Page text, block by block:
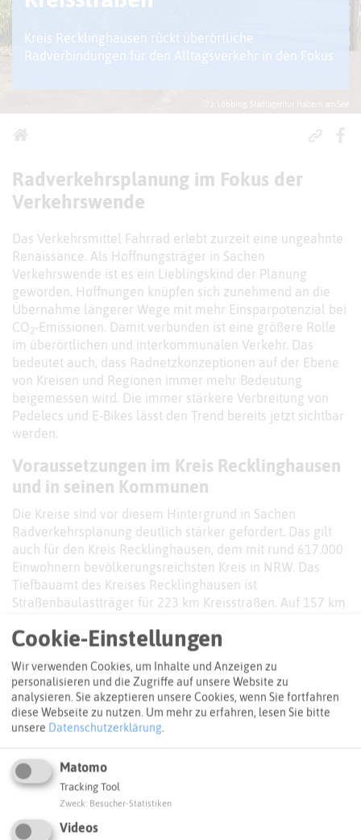
© J. Löbbing, Stadtagentur Haltern am See
Kreis Recklinghausen rückt überörtliche
Radverbindungen für den Alltagsverkehr in den Fokus
Radverkehrsplanung im Fokus der
Verkehrswende
Das Verkehrsmittel Fahrrad erlebt zurzeit eine ungeahnte
Renaissance. Als Hoffnungsträger in Sachen
Verkehrswende ist es ein Lieblingskind der Planung
geworden. Hoffnungen knüpfen sich zunehmend an die
Übernahme längerer Wege mit mehr Einsparpotenzial bei
CO2-Emissionen. Damit verbunden ist eine größere Rolle
im überörtlichen und interkommunalen Verkehr. Das
bedeutet auch, dass Radnetzkonzeptionen auf der Ebene
von Kreisen und Regionen immer mehr Bedeutung
beigemessen wird. Die immer stärkere Verbreitung von
Pedelecs und E-Bikes lässt den Trend bereits jetzt sichtbar
werden.
Voraussetzungen im Kreis Recklinghausen
und in seinen Kommunen
Die Kreise sind vor diesem Hintergrund in Sachen
Radverkehrsplanung deutlich stärker gefordert. Das gilt
auch für den Kreis Recklinghausen, dem mit rund 617.000
Einwohnern bevölkerungsreichsten Kreis in NRW. Das
Tiefbauamt des Kreises Recklinghausen ist
Straßenbaulastträger für 223 km Kreisstraßen. Auf 157 km
Fahrbahn geführt. Durch die überörtliche Funktion von
Kreisstraßen eignen sich diese insbesondere als wichtige
Radverbindungen zwischen den Zentren.
Die zehn kreisangehörigen Städte, von denen keine
weniger als 25.000 Einwohnerinnen und Einwohner hat,
Kommunalverwaltungen verfügen, die überwiegend
eigenständige Radverkehrskonzepte erstellt haben oder
gerade erstellen lassen.
Weitere Baulastträger
Cookie-Einstellungen
Wir verwenden Cookies, um Inhalte und Anzeigen zu
personalisieren und die Zugriffe auf unsere Website zu
analysieren. Sie akzeptieren unsere Cookies, wenn Sie fortfahren
diese Webseite zu nutzen. Um mehr zu erfahren, lesen Sie bitte
unsere Datenschutzerklärung.
Matomo
Tracking Tool
Zweck Besucher-Statistiken
Videos